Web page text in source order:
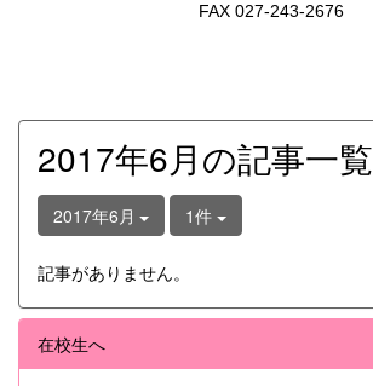
FAX 027-243-2676
2017年6月の記事一覧
2017年6月 1件
記事がありません。
在校生へ